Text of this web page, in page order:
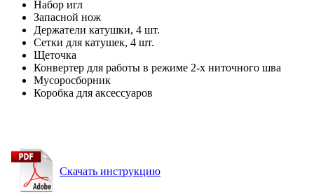
Набор игл
Запасной нож
Держатели катушки, 4 шт.
Сетки для катушек, 4 шт.
Щеточка
Конвертер для работы в режиме 2-х ниточного шва
Мусоросборник
Коробка для аксессуаров
Скачать инструкцию